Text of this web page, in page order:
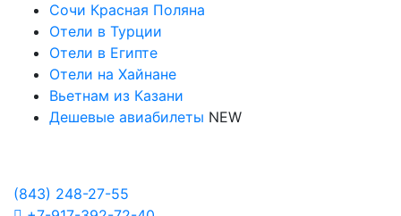
Сочи Красная Поляна
Отели в Турции
Отели в Египте
Отели на Хайнане
Вьетнам из Казани
Дешевые авиабилеты NEW
(843) 248-27-55